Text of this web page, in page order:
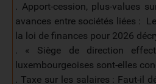
. Apport-cession, plus-values
avances entre sociétés liées :
la loi de finances pour 2026
. « Siège de direction
luxembourgeoises sont-elles
. Taxe sur les salaires : Faut-il